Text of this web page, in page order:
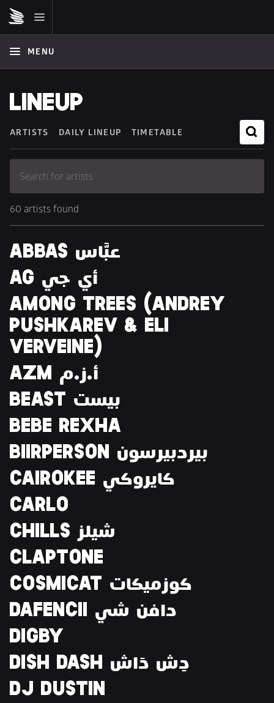
MENU
LINEUP
ARTISTS DAILY LINEUP TIMETABLE
60 artists found
ABBAS عبَّاس
AG أي جي
AMONG TREES (ANDREY
PUSHKAREV & ELI
VERVEINE)
AZM أ.ز.م
BEAST بيست
BEBE REXHA
BIIRPERSON بيردبيرسون
CAIROKEE كايروكي
CARLO
CHILLS شيلز
CLAPTONE
COSMICAT كوزميكات
DAFENCII دافن شي
DIGBY
DISH DASH دِش دَاش
DJ DUSTIN